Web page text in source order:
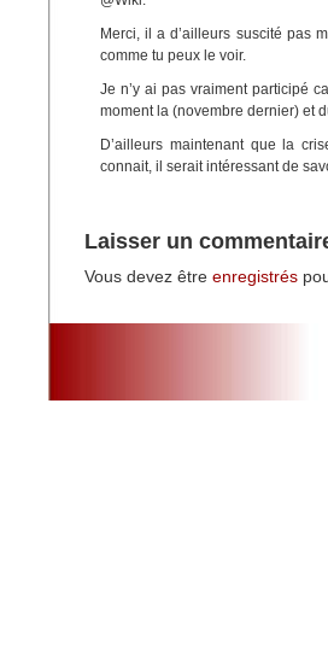
Merci, il a d’ailleurs suscité pas
comme tu peux le voir.
Je n’y ai pas vraiment participé
moment la (novembre dernier) et
D’ailleurs maintenant que la
connait, il serait intéressant de
Laisser un
Vous devez être enregistrés